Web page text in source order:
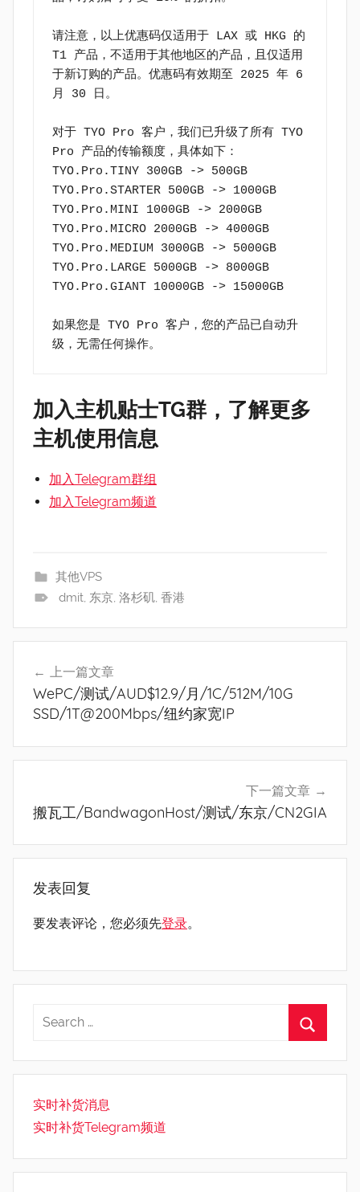
请注意，以上优惠码仅适用于 LAX 或 HKG 的
T1 产品，不适用于其他地区的产品，且仅适用
于新订购的产品。优惠码有效期至 2025 年 6
月 30 日。
对于 TYO Pro 客户，我们已升级了所有 TYO
Pro 产品的传输额度，具体如下：
TYO.Pro.TINY 300GB -> 500GB
TYO.Pro.STARTER 500GB -> 1000GB
TYO.Pro.MINI 1000GB -> 2000GB
TYO.Pro.MICRO 2000GB -> 4000GB
TYO.Pro.MEDIUM 3000GB -> 5000GB
TYO.Pro.LARGE 5000GB -> 8000GB
TYO.Pro.GIANT 10000GB -> 15000GB
如果您是 TYO Pro 客户，您的产品已自动升
级，无需任何操作。
加入主机贴士TG群，了解更多
主机使用信息
加入Telegram群组
加入Telegram频道
其他VPS
dmit, 东京, 洛杉矶, 香港
航
上一篇文章
WePC/测试/AUD$12.9/月/1C/512M/10G
SSD/1T@200Mbps/纽约家宽IP
下一篇文章
搬瓦工/BandwagonHost/测试/东京/CN2GIA
发表回复
要发表评论，您必须先登录。
实时补货消息
实时补货Telegram频道